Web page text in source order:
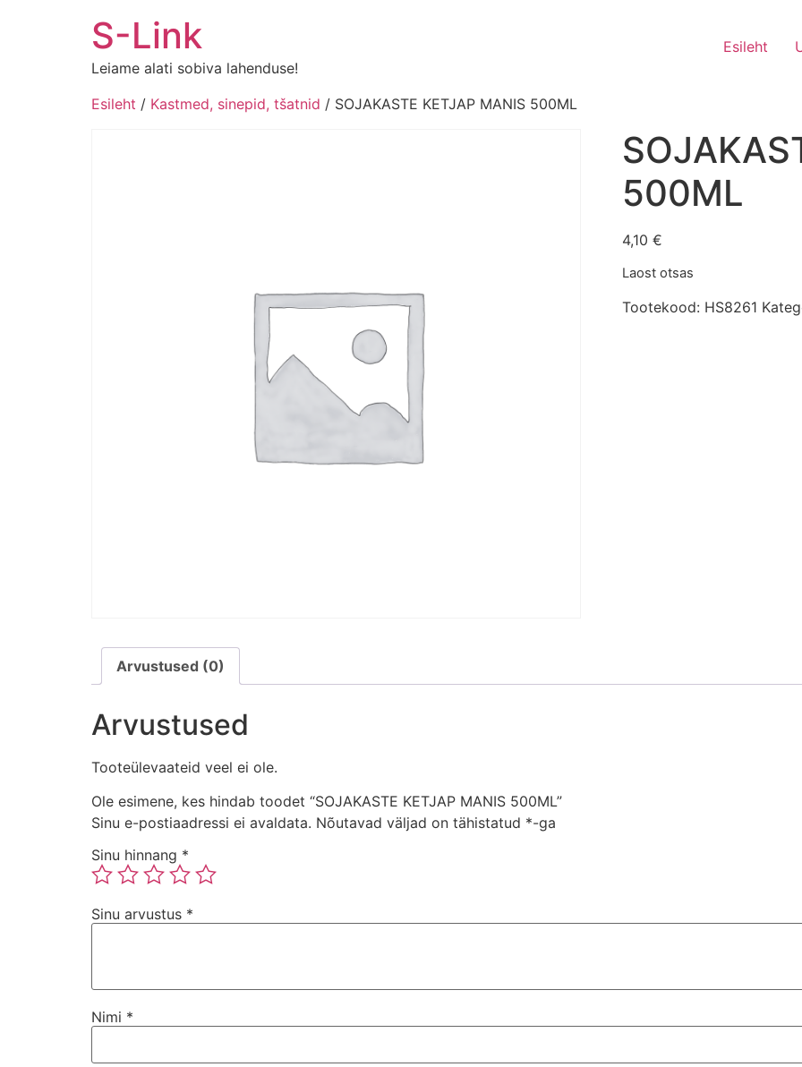
S-Link
Leiame alati sobiva lahenduse!
Esileht
Esileht / Kastmed, sinepid, tšatnid / SOJAKASTE KETJAP MANIS 500ML
500ML
4,10 €
Laost otsas
Tootekood: HS8261
Arvustused (0)
Arvustused
Tooteülevaateid veel ei ole.
Ole esimene, kes hindab toodet “SOJAKASTE KETJAP MANIS 500ML”
Sinu e-postiaadressi ei avaldata. Nõutavad väljad on tähistatud *-ga
Sinu hinnang *
Sinu arvustus *
Nimi *